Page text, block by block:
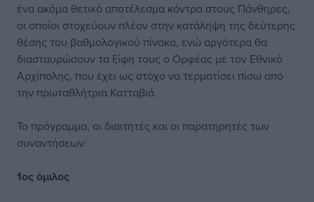
ένα ακόμα θετικό αποτέλεσμα κόντρα στους Πάνθηρες,
οι οποίοι στοχεύουν πλέον στην κατάληψη της δεύτερης
θέσης του βαθμολογικού πίνακα, ενώ αργότερα θα
διασταυρώσουν τα ξίφη τους ο Ορφέας με τον Εθνικό
Αρχίπολης, που έχει ως στόχο να τερματίσει πίσω από
την πρωταθλήτρια Κατταβιά.
Το πρόγραμμα, οι διαιτητές και οι παρατηρητές των
συναντήσεων:
1ος όμιλος